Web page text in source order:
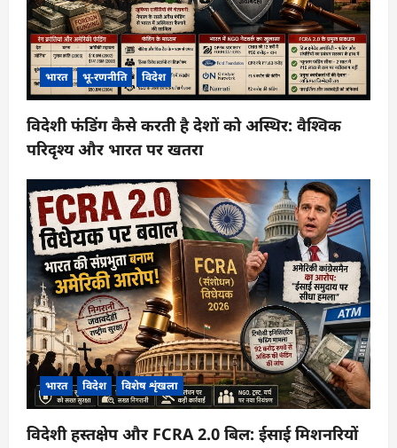
भारत भू-रणनीति विदेश
विदेशी फंडिंग कैसे करती है देशों को अस्थिर: वैश्विक
परिदृश्य और भारत पर खतरा
भारत विदेश विशेष शृंखला
विदेशी हस्तक्षेप और FCRA 2.0 बिल: ईसाई मिशनरियों